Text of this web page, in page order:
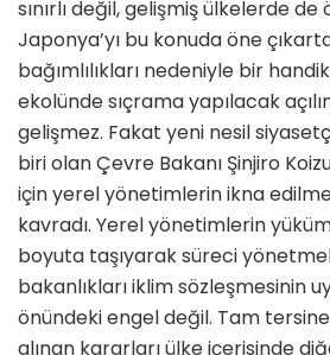
sınırlı değil, gelişmiş ülkelerde
Japonya’yı bu konuda öne
bağımlılıkları nedeniyle bir
ekolünde sıçrama yapılacak
gelişmez. Fakat yeni nesil
biri olan Çevre Bakanı Şinjiro
için yerel yönetimlerin ikna
kavradı. Yerel yönetimlerin
boyuta taşıyarak süreci
bakanlıkları iklim sözleşmesinin
önündeki engel değil. Tam
alınan kararları ülke içerisinde